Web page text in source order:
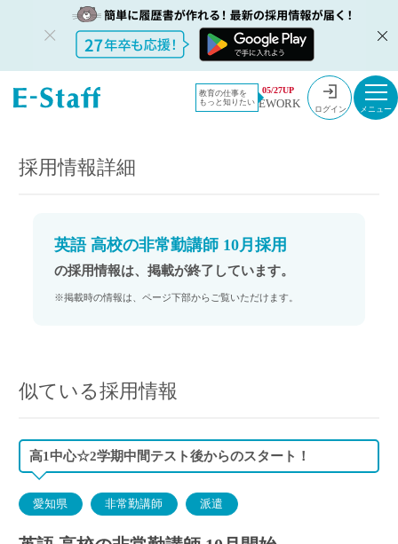
教育の仕事を
もっと知りたい
05/27UP
EWORK ログイン
教員採用情
報のイー・
採用情報
英語 高校の非常勤講師 10月採用
採用情報詳細
英語 高校の非常勤講師 10月採用
の採用情報は、掲載が終了しています。
※掲載時の情報は、ページ下部からご覧いただけます。
似ている採用情報
高1中心☆2学期中間テスト後からのスタート！
愛知県 非常勤講師 派遣